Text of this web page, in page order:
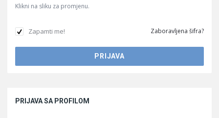
Klikni na sliku za promjenu.
Zapamti me! Zaboravljena šifra?
PRIJAVA SA PROFILOM